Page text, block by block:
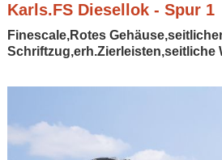
Karls.FS Diesellok - Spur 1
Finescale,Rotes
Schriftzug,erh.Zierleisten,seitliche